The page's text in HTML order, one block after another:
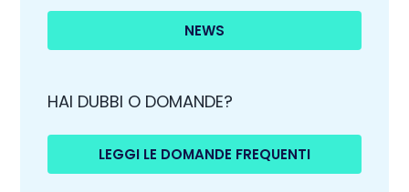
NEWS
HAI DUBBI O DOMANDE?
LEGGI LE DOMANDE FREQUENTI